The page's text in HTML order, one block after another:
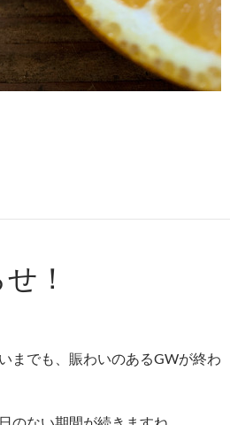
！
までも、賑わいのあるGWが終わ